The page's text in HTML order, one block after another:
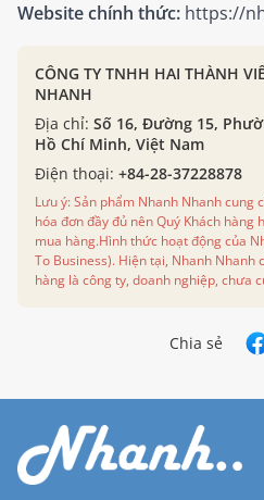
Website chính thức: https://
CÔNG TY TNHH HAI THÀNH
NHANH
Địa chỉ: Số 16, Đường 15,
Hồ Chí Minh, Việt Nam
Điện thoại: +84-28-37228878
Lưu ý: Sản phẩm Nhanh Nhanh cung
hóa đơn đầy đủ nên Quý Khách hàng
mua hàng.Hình thức hoạt động của
To Business). Hiện tại, Nhanh Nhanh
hàng là công ty, doanh nghiệp, chưa
Chia sẻ